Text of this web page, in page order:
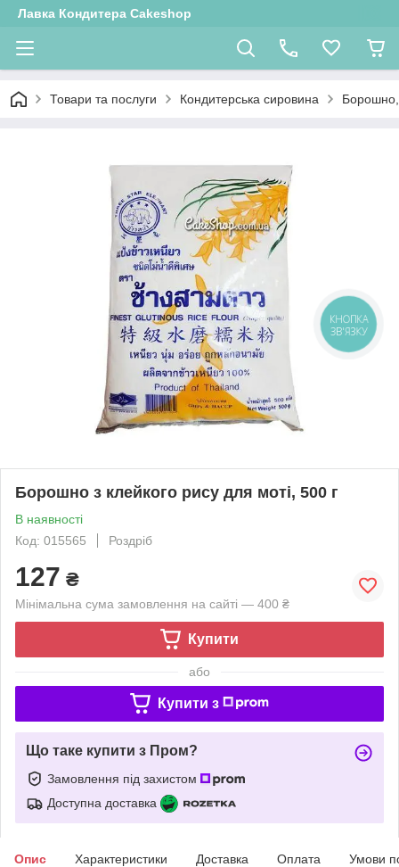
Лавка Кондитера Cakeshop
Товари та послуги Кондитерська сировина Борошно,
Борошно з клейкого рису для моті, 500 г
В наявності
Код: 015565
Роздріб
127 ₴
Мінімальна сума замовлення на сайті — 400 ₴
Купити
або
Купити з
Що таке купити з Пром?
Замовлення під захистом
Доступна доставка
Опис Характеристики Доставка Оплата Умови
КНОПКА
ЗВ'ЯЗКУ